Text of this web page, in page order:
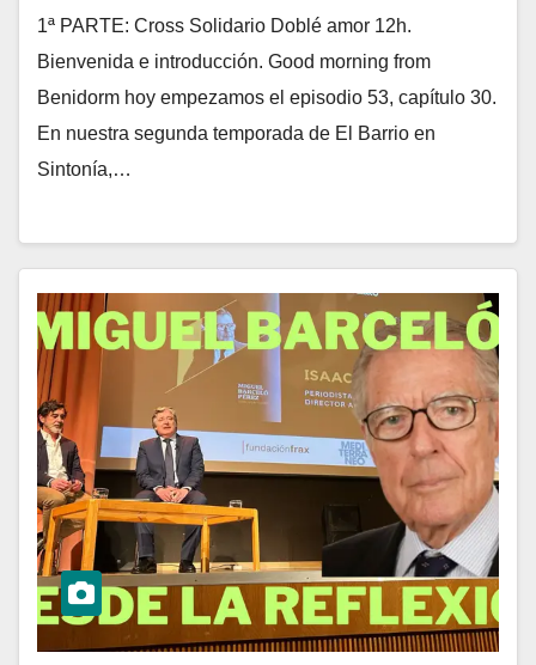
1ª PARTE: Cross Solidario Doblé amor 12h.
Bienvenida e introducción. Good morning from
Benidorm hoy empezamos el episodio 53, capítulo 30.
En nuestra segunda temporada de El Barrio en
Sintonía,…